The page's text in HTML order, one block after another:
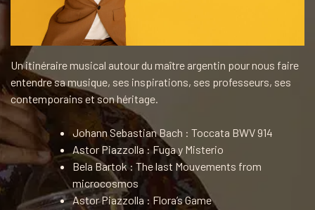
Un itinéraire musical autour du maître argentin pour nous faire
entendre sa musique, ses inspirations, ses professeurs, ses
contemporains et son héritage.
Johann Sebastian Bach : Toccata BWV 914
Astor Piazzolla : Fuga y Misterio
Bela Bartok : The last Mouvements from
microcosmos
Astor Piazzolla : Flora’s Game